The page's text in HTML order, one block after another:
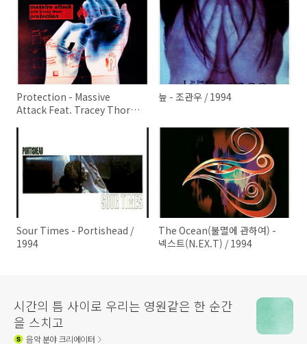
Protection - Massive
Attack Feat. Tracey Thorn /
늪 - 조관우 / 1994
Sour Times - Portishead /
1994
The Ocean(불멸에 관하여) -
넥스트(N.EX.T) / 1994
시간의 틈 사이로 우리는 영원같은 한 순간
을 스치고
음악분야 크리에이터